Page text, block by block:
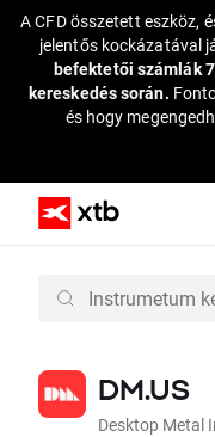
A CFD összetett eszköz,
jelentős kockázatával
befektetői számlák
kereskedés során.
és hogy
DM.US
Desktop Metal